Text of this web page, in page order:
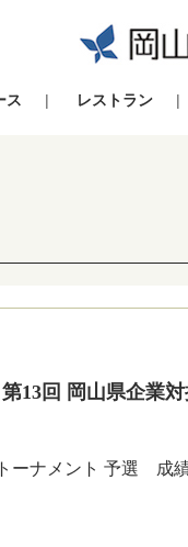
ス レストラン
第13回 岡山県企業
ーナメント 予選 成